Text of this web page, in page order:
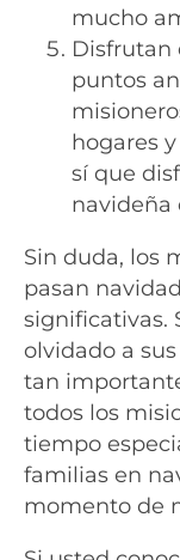
mucho
Disfrutan
puntos
hogares
sí que
navideña
Sin duda, los
pasan
significativas.
olvidado a
tan
todos los
tiempo
familias en
momento de